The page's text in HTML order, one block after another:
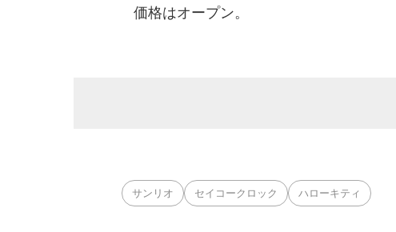
価格はオープン。
サンリオ セイコークロック ハローキティ